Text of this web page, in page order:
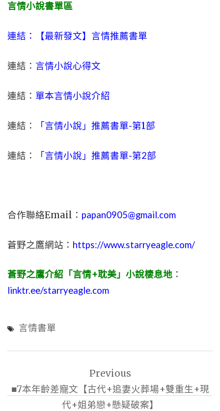
言情小說書單區
連結：【最新發文】 言情推薦書單
連結： 言情小說心得文
連結： 單本言情小說介紹
連結： 「言情小說」推薦書單-第1部
連結： 「言情小說」推薦書單-第2部
合作聯絡Email： papan0905@gmail.com
蒼野之鷹網站： https://www.starryeagle.com/
蒼野之鷹介紹「言情+耽美」小說棲息地 ：
linktr.ee/starryeagle.com
言情書單
導
Previous
■7本年齡差寵文【古代+追妻火葬場+雙重生+現
代+姐弟戀+懸疑破案】